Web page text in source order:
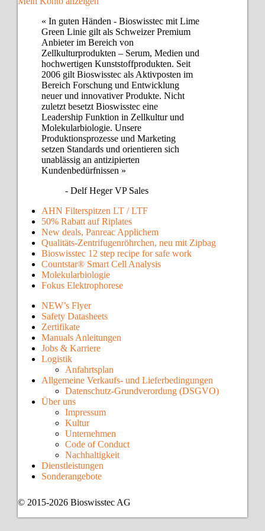
« In guten Händen - Bioswisstec mit Lime
Green Linie gilt als Schweizer Premium
Anbieter im Bereich von
Zellkulturprodukten – Serum, Medien und
hochwertigen Kunststoffprodukten. Seit
2006 gilt Bioswisstec als Aktivposten im
Bereich Forschung und Entwicklung
neuer und innovativer Produkte. Nicht
zuletzt besetzt Bioswisstec eine
Leadership Funktion in Zellkultur und
Molekularbiologie. Unsere
Produktionsprozesse und Marketing
setzen Standards und orientieren sich
unablässig an antizipierten
Kundenbedürfnissen »
- Delf Heger VP Sales
AHN Filterspitzen LT / LTF
50% Rabatt auf Riplates
New deals, Panreac Applichem
Qualitäts-Zentrifugenröhrchen, neu mit Zipbag
Bioswisstec 12 step recipe for safe work
Countstar® Smart Cell Analysis
Molekularbiologie
Fokus Elektrophorese
NEW’s Flyer
Safety Datasheets
Zertifikate
Manuals Anleitungen
Jobs & Karriere
Logistik
Anfahrtsplan
Allgemeine Verkaufs- und Lieferbedingungen
Datenschutz-Grundverordung (DSGVO)
Über uns
Impressum
Kultur
Unternehmen
Code of Conduct
Nachhaltigkeit
Dienstleistungen
Sonderangebote
© 2015-2026 Bioswisstec AG